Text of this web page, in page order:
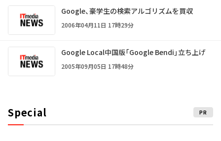
Google、豪学生の検索アルゴリズムを買収
2006年04月11日 17時29分
Google Local中国版「Google Bendi」立ち上げ
2005年09月05日 17時48分
Special PR